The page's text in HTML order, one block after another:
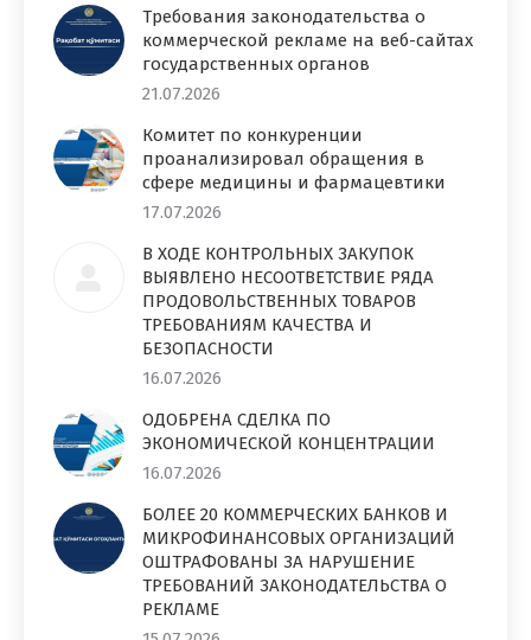
Требования законодательства о
коммерческой рекламе на веб-сайтах
государственных органов
21.07.2026
Комитет по конкуренции
проанализировал обращения в
сфере медицины и фармацевтики
17.07.2026
В ХОДЕ КОНТРОЛЬНЫХ ЗАКУПОК
ВЫЯВЛЕНО НЕСООТВЕТСТВИЕ РЯДА
ПРОДОВОЛЬСТВЕННЫХ ТОВАРОВ
ТРЕБОВАНИЯМ КАЧЕСТВА И
БЕЗОПАСНОСТИ
16.07.2026
ОДОБРЕНА СДЕЛКА ПО
ЭКОНОМИЧЕСКОЙ КОНЦЕНТРАЦИИ
16.07.2026
БОЛЕЕ 20 КОММЕРЧЕСКИХ БАНКОВ И
МИКРОФИНАНСОВЫХ ОРГАНИЗАЦИЙ
ОШТРАФОВАНЫ ЗА НАРУШЕНИЕ
ТРЕБОВАНИЙ ЗАКОНОДАТЕЛЬСТВА О
РЕКЛАМЕ